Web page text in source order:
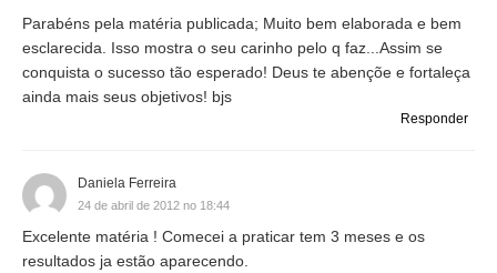
Parabéns pela matéria publicada; Muito bem elaborada e bem
esclarecida. Isso mostra o seu carinho pelo q faz...Assim se
conquista o sucesso tão esperado! Deus te abençõe e fortaleça
ainda mais seus objetivos! bjs
Responder
Daniela Ferreira
24 de abril de 2012 no 18:44
Excelente matéria ! Comecei a praticar tem 3 meses e os
resultados ja estão aparecendo.